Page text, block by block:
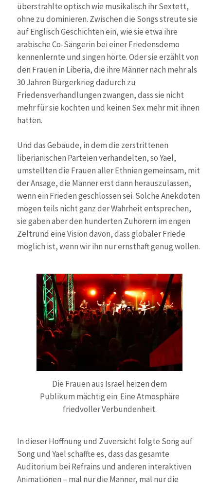
überstrahlte optisch wie musikalisch ihr Sextett,
ohne zu dominieren. Zwischen die Songs streute sie
auf Englisch Geschichten ein, wie sie etwa ihre
arabische Co-Sängerin bei einer Friedensdemo
kennenlernte und singen hörte. Oder sie erzählt von
den Frauen in Liberia, die ihre Männer nach mehr als
30 Jahren Bürgerkrieg dadurch zu
Friedensverhandlungen zwangen, dass sie nicht
mehr für sie kochten und keinen Sex mehr mit ihnen
hatten.
Und das Gebäude, in dem die zerstrittenen
liberianischen Parteien verhandelten, so Yael,
umstellten die Frauen aller Ethnien gemeinsam, mit
der Ansage, die Männer erst dann herauszulassen,
wenn ein Frieden geschlossen sei. Solche Anekdoten
mögen teils nicht ganz der Wahrheit entsprechen,
sie gaben aber den hunderten Zuhörern im engen
Zeltrund eine Vision davon, dass globaler Friede
möglich ist, wenn wir ihn nur ernsthaft genug wollen.
Die Frauen aus Israel heizen dem
Publikum mächtig ein: Eine Atmosphäre
friedvoller Verbundenheit.
In dieser Hoffnung und Zuversicht folgte Song auf
Song und Yael schaffte es, dass das gesamte
Auditorium bei Refrains und anderen interaktiven
Animationen – mal nur die Männer, mal nur die